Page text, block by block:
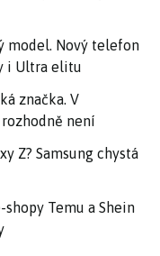
model. Nový telefon
i Ultra elitu
značka. V
není
Z? Samsung chystá
Temu a Shein